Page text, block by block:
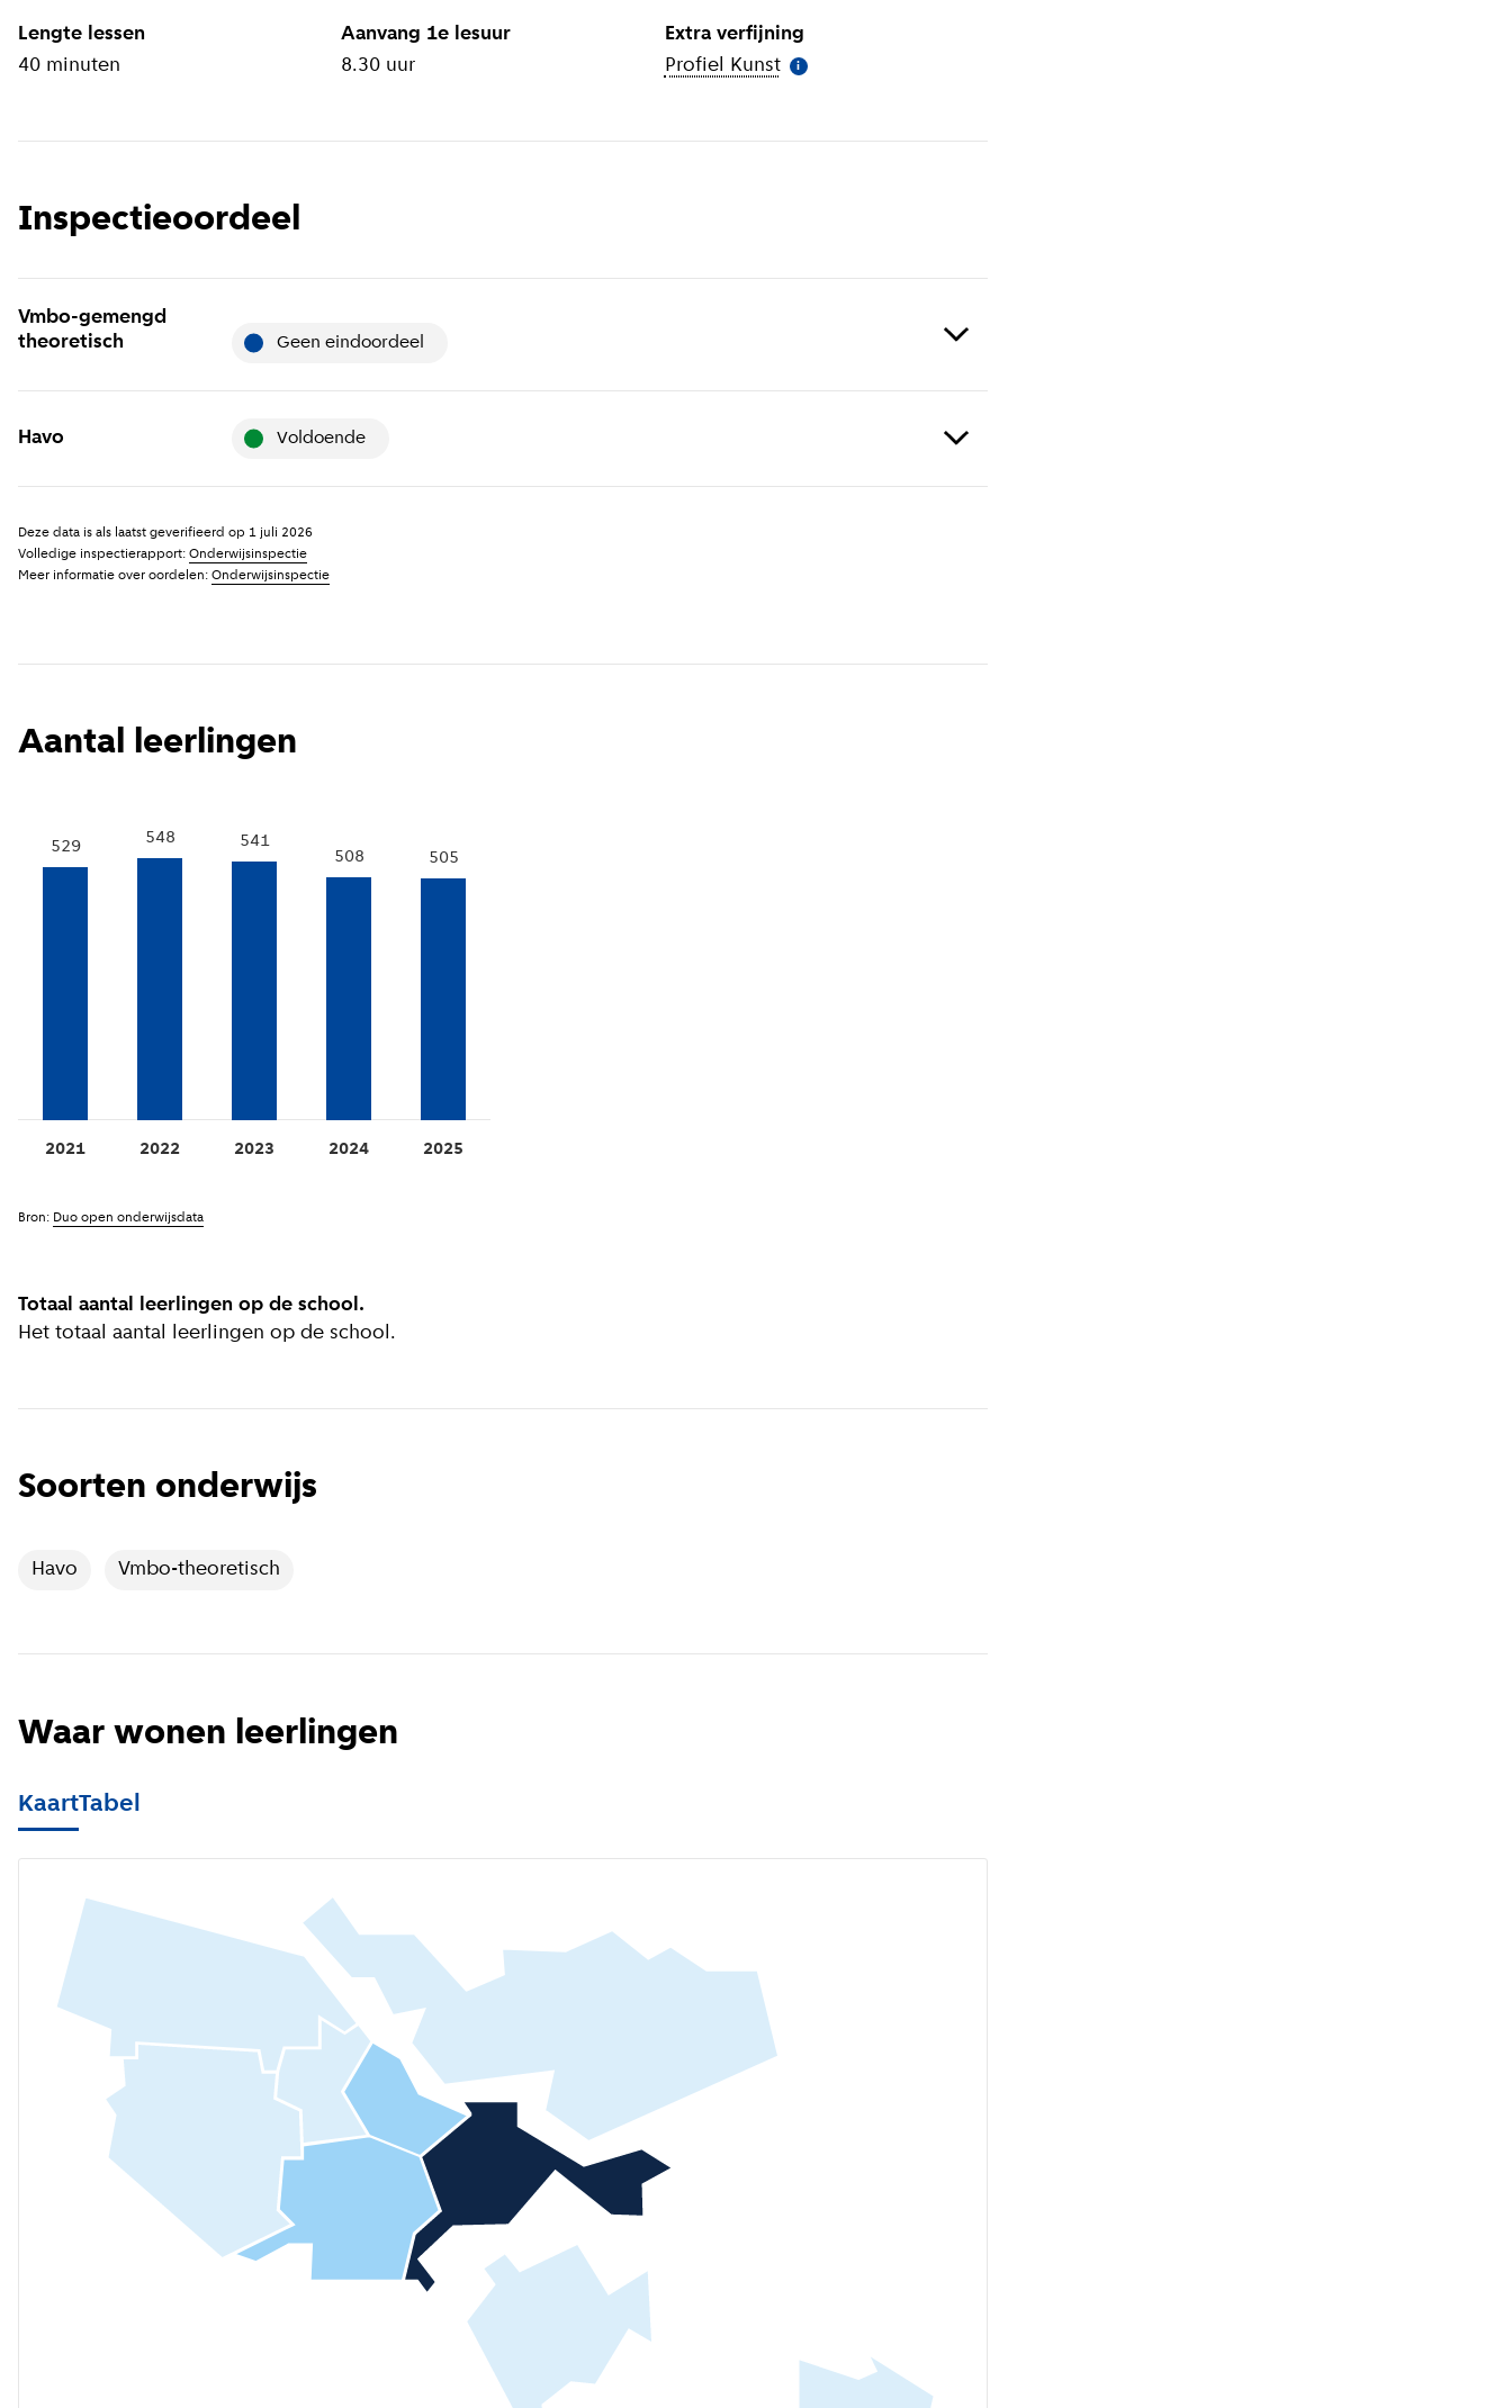
Lengte lessen
40 minuten
Aanvang 1e lesuur
8.30 uur
Extra verfijning
Profiel Kunst( Meer informatie
i
Inspectieoordeel
Vmbo-gemengd
theoretisch
geen eindoordeel
Geen eindoordeel betekent: De school is recent niet
uitgebreid onderzocht. Mogelijk is er nog geen
opgericht of gefuseerd is. Daarnaast krijgt alleen de
hoofdvestiging van de school een inspectieoordeel.
Leeshier
Havo voldoende
Voldoende betekent: De school voldoet aan de
basiskwaliteit en daarmee aan de wettelijke eisen die
op het moment van beoordelen geldend waren.
Deze data is als laatst geverifieerd op 1 juli 2026
Volledige inspectierapport: Onderwijsinspectie
Meer informatie over oordelen: Onderwijsinspectie
Aantal leerlingen
Totaal aantal leerlingen op de school.
Het totaal aantal leerlingen op de school.
2021
529
2022
548
2023
541
2024
508
2025
505
Bron: Duo open onderwijsdata
Soorten onderwijs
Havo Vmbo-theoretisch
Waar wonen leerlingen
KaartTabel